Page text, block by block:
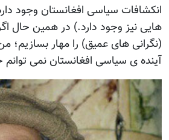
انکشافات سیاسی افغانستان وجود
هایی نیز وجود دارد.) در همین حال
(نگرانی های عمیق) را مهار بسازیم؛
آینده ی سیاسی افغانستان نمی